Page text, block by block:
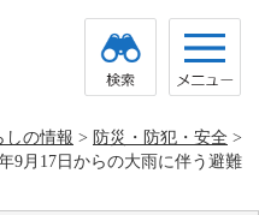
しの情報 > 防災・防犯・安全 >
9月17日からの大雨に伴う避難